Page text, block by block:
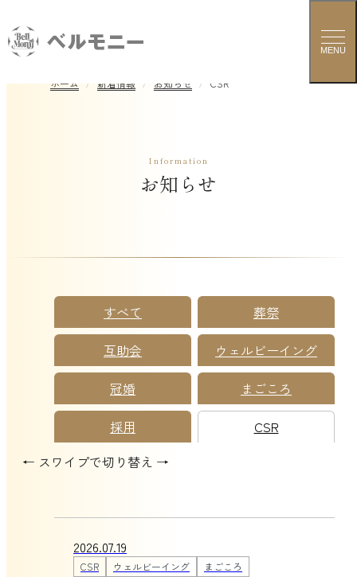
MENU
ホーム 新着情報 お知らせ CSR
Information
お知らせ
すべて
葬祭
互助会
ウェルビーイング
冠婚
まごころ
採用
CSR
← スワイプで切り替え →
2026.07.19
CSR ウェルビーイング
まごころ